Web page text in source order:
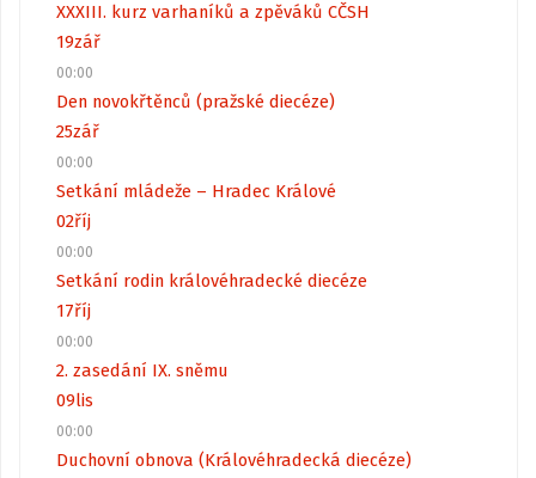
XXXIII. kurz varhaníků a zpěváků CČSH
19zář
00:00
Den novokřtěnců (pražské diecéze)
25zář
00:00
Setkání mládeže – Hradec Králové
02říj
00:00
Setkání rodin královéhradecké diecéze
17říj
00:00
2. zasedání IX. sněmu
09lis
00:00
Duchovní obnova (Královéhradecká diecéze)